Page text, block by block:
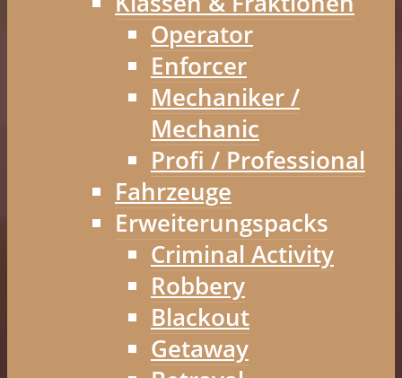
Operator
Enforcer
Mechaniker /
Mechanic
Profi / Professional
Fahrzeuge
Erweiterungspacks
Criminal Activity
Robbery
Blackout
Getaway